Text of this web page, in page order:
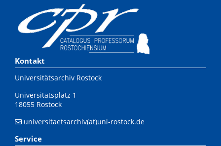
Kontakt
Universitätsarchiv Rostock
Universitätsplatz 1
18055 Rostock
universitaetsarchiv(at)uni-rostock.de
Service